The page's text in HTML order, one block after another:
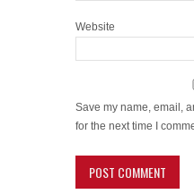
Website
Save my name, email,
for the next time I